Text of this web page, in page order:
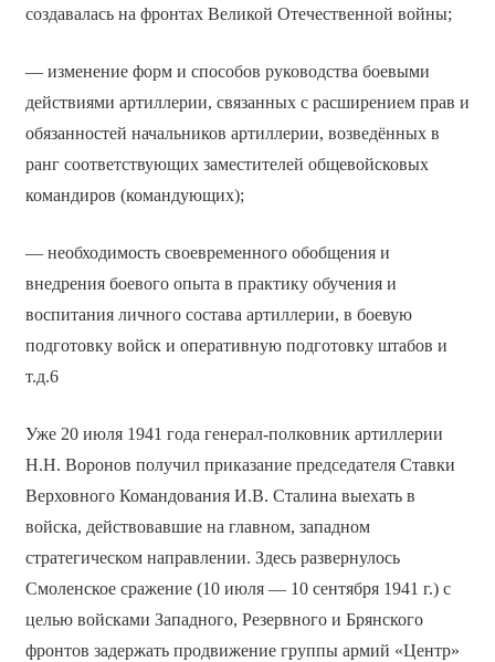
создавалась на фронтах Великой Отечественной войны;
— изменение форм и способов руководства боевыми
действиями артиллерии, связанных с расширением прав и
обязанностей начальников артиллерии, возведённых в
ранг соответствующих заместителей общевойсковых
командиров (командующих);
— необходимость своевременного обобщения и
внедрения боевого опыта в практику обучения и
воспитания личного состава артиллерии, в боевую
подготовку войск и оперативную подготовку штабов и
т.д.6
Уже 20 июля 1941 года генерал-полковник артиллерии
Н.Н. Воронов получил приказание председателя Ставки
Верховного Командования И.В. Сталина выехать в
войска, действовавшие на главном, западном
стратегическом направлении. Здесь развернулось
Смоленское сражение (10 июля — 10 сентября 1941 г.) с
целью войсками Западного, Резервного и Брянского
фронтов задержать продвижение группы армий «Центр»